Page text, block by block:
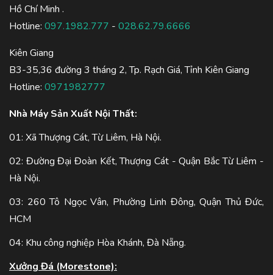
Hồ Chí Minh .
Hotline: 097.1982.777 - 028.62.79.6666
Kiên Giang
B3-35,36 đường 3 tháng 2, Tp. Rạch Giá, Tỉnh Kiên Giang
Hotline: 0971982777
Nhà Máy Sản Xuất Nội Thất:
01: Xã Thượng Cát, Từ Liêm, Hà Nội.
02: Đường Đại Đoàn Kết, Thượng Cát - Quận Bắc Từ Liêm -
Hà Nội.
03: 260 Tô Ngọc Vân, Phường Linh Đông, Quận Thủ Đức,
HCM
04: Khu công nghiệp Hòa Khánh, Đà Nẵng.
Xưởng Đá (Morestone):